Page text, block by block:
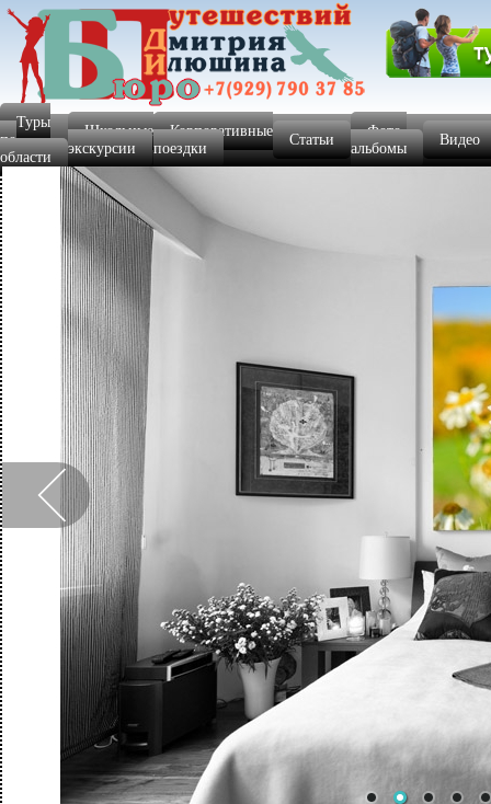
Туры
по
области
Школьные
экскурсии
Корпоративные
поездки
Статьи
Фото-
альбомы
Видео